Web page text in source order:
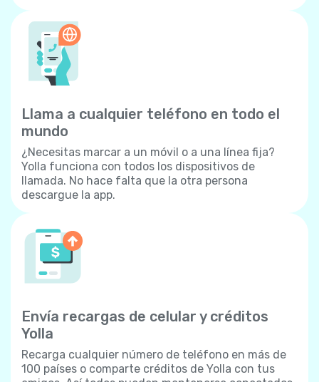
Llama a cualquier teléfono en todo el
mundo
¿Necesitas marcar a un móvil o a una línea fija?
Yolla funciona con todos los dispositivos de
llamada. No hace falta que la otra persona
descargue la app.
Envía recargas de celular y créditos
Yolla
Recarga cualquier número de teléfono en más de
100 países o comparte créditos de Yolla con tus